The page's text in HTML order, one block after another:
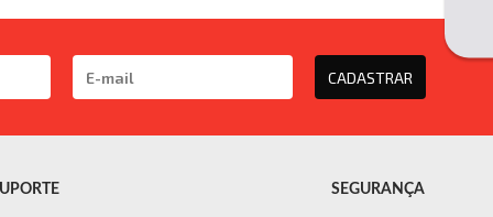
CADASTRAR
SEGURANÇA